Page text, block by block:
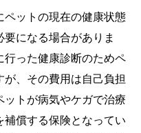
ットの現在の健康状態
になる場合がありま
った健康診断のためペ
、その費用は自己負担
トが病気やケガで治療
償する保険となってい